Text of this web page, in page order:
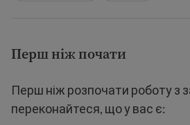
Перш ніж почати
Перш ніж розпочати роботу з
переконайтеся, що у вас є: